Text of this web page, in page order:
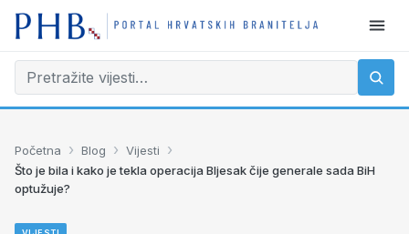
Početna › Blog › Vijesti ›
Što je bila i kako je tekla operacija Bljesak čije generale sada BiH
optužuje?